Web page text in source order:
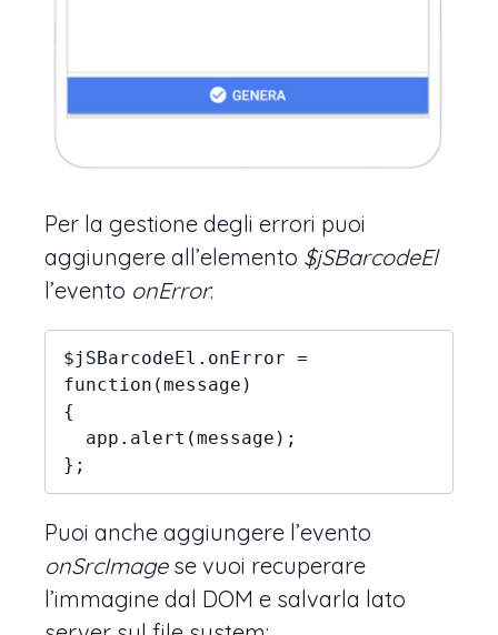
Per la gestione degli errori puoi
aggiungere all’elemento $jSBarcodeEl
l’evento onError:
$jSBarcodeEl.onError =
function(message)
{
app.alert(message);
};
Puoi anche aggiungere l’evento
onSrcImagese vuoi recuperare
l’immagine dal DOM e salvarla lato